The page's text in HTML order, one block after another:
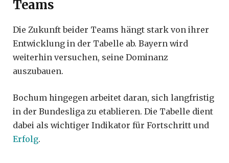
Teams
Die Zukunft beider Teams hängt stark von ihrer
Entwicklung in der Tabelle ab. Bayern wird
weiterhin versuchen, seine Dominanz
auszubauen.
Bochum hingegen arbeitet daran, sich langfristig
in der Bundesliga zu etablieren. Die Tabelle dient
dabei als wichtiger Indikator für Fortschritt und
Erfolg.